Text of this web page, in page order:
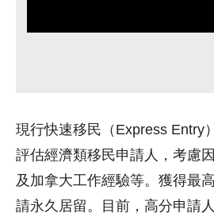
現行快速移民（Express Entry
評估經濟類移民申請人，考慮
及加拿大工作經驗等。獲得最
請永久居留。目前，高分申請